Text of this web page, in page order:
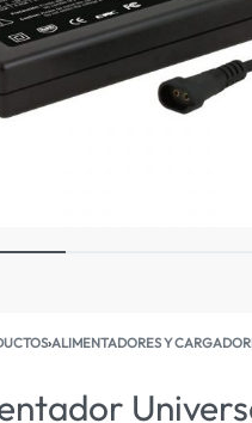
›ALIMENTADORES Y